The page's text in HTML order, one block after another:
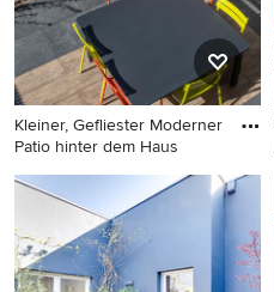
Kleiner, Gefliester Moderner
Patio hinter dem Haus
Kleiner, Gefliester Moderner
Patio hinter dem Haus mit
Markisen in Nantes